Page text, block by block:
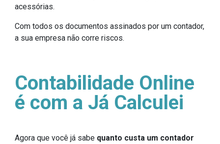
acessórias.
Com todos os documentos assinados por um contador,
a sua empresa não corre riscos.
Contabilidade Online
é com a Já Calculei
Agora que você já sabe quanto custa um contador